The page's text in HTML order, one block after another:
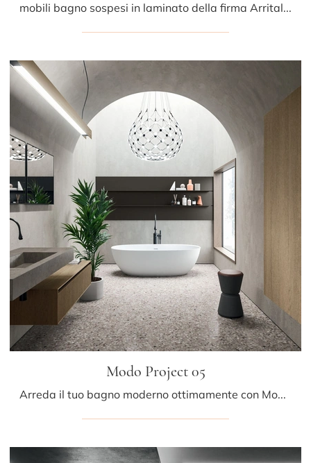
mobili bagno sospesi in laminato della firma Arrital: clicca e scopri l'arredo bagno moderno Modo Project 04 per la stanza del benessere.
Modo Project 05
Arreda il tuo bagno moderno ottimamente con Modo Project 05, mobili bagno sospesi e accessori in legno di Arrital.